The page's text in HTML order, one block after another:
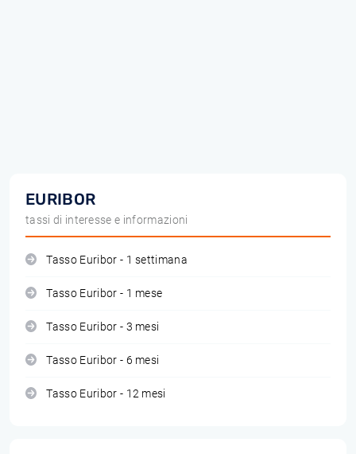
EURIBOR
tassi di interesse e informazioni
Tasso Euribor - 1 settimana
Tasso Euribor - 1 mese
Tasso Euribor - 3 mesi
Tasso Euribor - 6 mesi
Tasso Euribor - 12 mesi